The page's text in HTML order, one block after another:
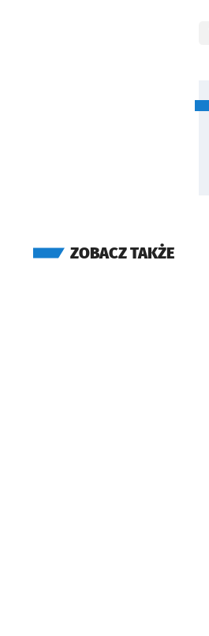
ZOBACZ TAKŻE